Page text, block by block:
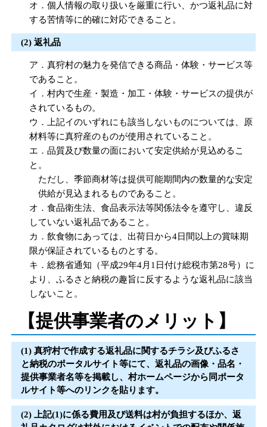
オ．個人情報の取り扱いを厳重に行い、かつ返礼品に対
する苦情等に的確に対応できること。
(2) 返礼品
ア．真狩村の魅力を発信できる商品・体験・サービス等
であること。
イ．村内で生産・製造・加工・体験・サービスの提供が
されているもの。
ウ．上記イのいずれにも該当しないものについては、原
材料等に真狩産のものが使用されていること。
エ．品質及び数量の面において安定供給が見込めるこ
と。
ただし、季節商材等は提供可能期間内の数量的な安定
供給が見込まれるものであること。
オ．食品衛生法、食品表示法等関係法令を遵守し、違反
していない返礼品であること。
カ．飲食物にあっては、出荷日から4日間以上の賞味期
限が保証されているものとする。
キ．総務省通知（平成29年4月1日付け総税市第28号）に
より、ふるさと納税の趣旨に反するような返礼品に該当
しないこと。
【提供事業者のメリット】
(1) 真狩村で作成する返礼品に関するチラシ及びふるさ
と納税のポータルサイト等にて、返礼品の画像・品名・
提供事業者名等を掲載し、村ホームページから同ポータ
ルサイト等へのリンクを貼ります。
(2) 上記(1)に係る費用及び送料は村が負担するほか、返